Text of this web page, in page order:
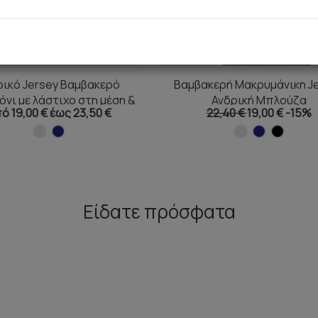
Jersey Βαμβακερό
με λάστιχο στη μέση &
μπάσκα [S-3XL]
19,00 € έως 23,50 €
Βαμβακερή Μακρυμάνικη
Ανδρική Μπλούζα
22,40 €19,00 €-15%
Είδατε πρόσφατα